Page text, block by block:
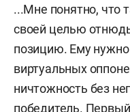
...Мне понятно, что
своей целью
позицию. Ему
виртуальных
ничтожность без
победитель.